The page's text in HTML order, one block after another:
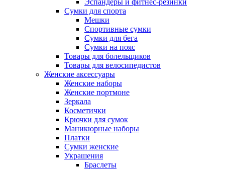
Эспандеры и фитнес-резинки
Сумки для спорта
Мешки
Спортивные сумки
Сумки для бега
Сумки на пояс
Товары для болельщиков
Товары для велосипедистов
Женские аксессуары
Женские наборы
Женские портмоне
Зеркала
Косметички
Крючки для сумок
Маникюрные наборы
Платки
Сумки женские
Украшения
Браслеты